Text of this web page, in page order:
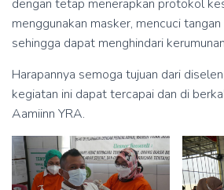
dengan tetap menerapkan protokol
menggunakan masker, mencuci
sehingga dapat menghindari
Harapannya semoga tujuan dari
kegiatan ini dapat tercapai dan di
Aamiinn YRA.